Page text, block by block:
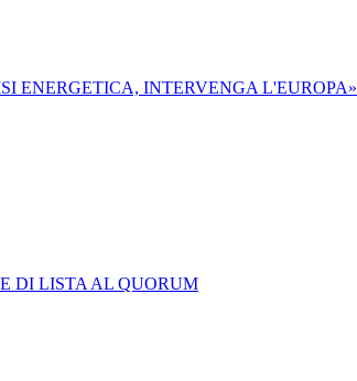
ENERGETICA, INTERVENGA L'EUROPA»
DI LISTA AL QUORUM